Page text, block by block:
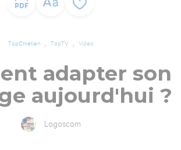
TopChrétien TopTV Vidéo
adapter son
aujourd'hui ?
Logoscom